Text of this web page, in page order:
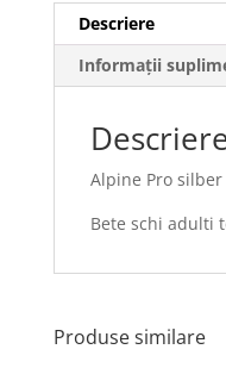
Descriere
Informații
Alpine Pro silber
Bete schi adulti
Produse similare